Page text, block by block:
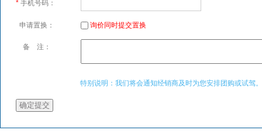
* 手机号码：
申请置换： 询价同时提交置换
备 注：
特别说明：我们将会通知经销商及时为您安排团购或试驾。